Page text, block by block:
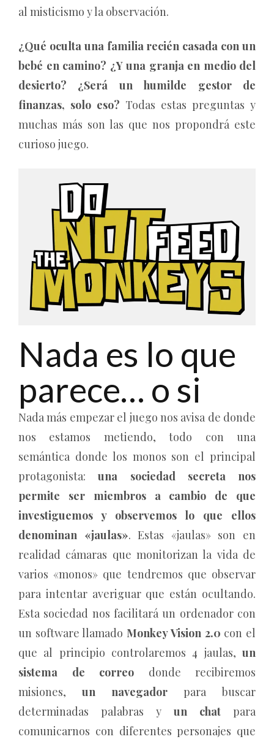
al misticismo y la observación.
¿Qué oculta una familia recién casada con un
bebé en camino? ¿Y una granja en medio del
desierto? ¿Será un humilde gestor de
finanzas, solo eso? Todas estas preguntas y
muchas más son las que nos propondrá este
curioso juego.
Nada es lo que
parece… o si
Nada más empezar el juego nos avisa de donde
nos estamos metiendo, todo con una
semántica donde los monos son el principal
protagonista:una sociedad secreta nos
permite ser miembros a cambio de que
investiguemos y observemos lo que ellos
denominan «jaulas». Estas «jaulas» son en
realidad cámaras que monitorizan la vida de
varios «monos» que tendremos que observar
para intentar averiguar que están ocultando.
Esta sociedad nos facilitará un ordenador con
un software llamado Monkey Vision 2.0 con el
que al principio controlaremos 4 jaulas, un
sistema de correo donde recibiremos
misiones, un navegador para buscar
determinadas palabras y un chat para
comunicarnos con diferentes personajes que